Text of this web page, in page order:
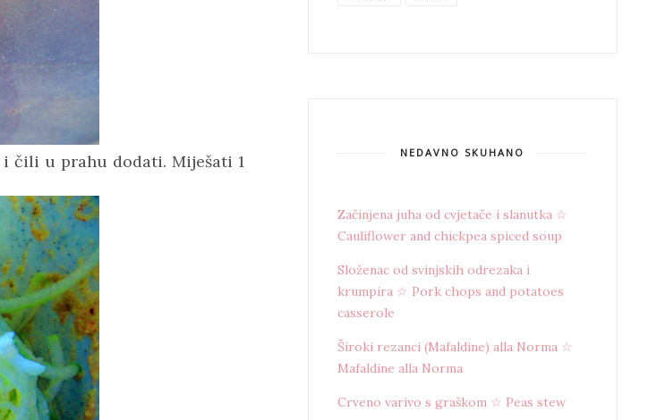
i čili u prahu dodati. Miješati 1
NEDAVNO SKUHANO
Začinjena juha od cvjetače i slanutka ☆
Cauliflower and chickpea spiced soup
Složenac od svinjskih odrezaka i
krumpira ☆ Pork chops and potatoes
casserole
Široki rezanci (Mafaldine) alla Norma ☆
Mafaldine alla Norma
Crveno varivo s graškom ☆ Peas stew